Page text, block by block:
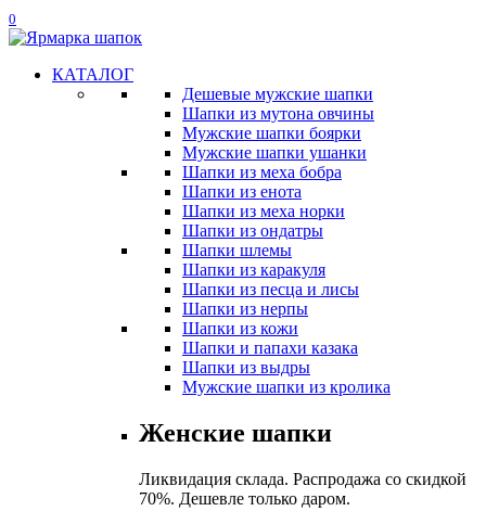
0
КАТАЛОГ
Дешевые мужские шапки
Шапки из мутона овчины
Мужские шапки боярки
Мужские шапки ушанки
Шапки из меха бобра
Шапки из енота
Шапки из меха норки
Шапки из ондатры
Шапки шлемы
Шапки из каракуля
Шапки из песца и лисы
Шапки из нерпы
Шапки из кожи
Шапки и папахи казака
Шапки из выдры
Мужские шапки из кролика
Женские шапки
Ликвидация склада. Распродажа со скидкой
70%. Дешевле только даром.